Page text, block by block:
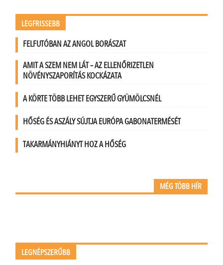
LEGFRISSEBB
FELFUTÓBAN AZ ANGOL BORÁSZAT
AMIT A SZEM NEM LÁT – AZ ELLENŐRIZETLEN
NÖVÉNYSZAPORÍTÁS KOCKÁZATA
A KÖRTE TÖBB LEHET EGYSZERŰ GYÜMÖLCSNÉL
HŐSÉG ÉS ASZÁLY SÚJTJA EURÓPA GABONATERMÉSÉT
TAKARMÁNYHIÁNYT HOZ A HŐSÉG
MÉG TÖBB HÍR
LEGNÉPSZERŰBB